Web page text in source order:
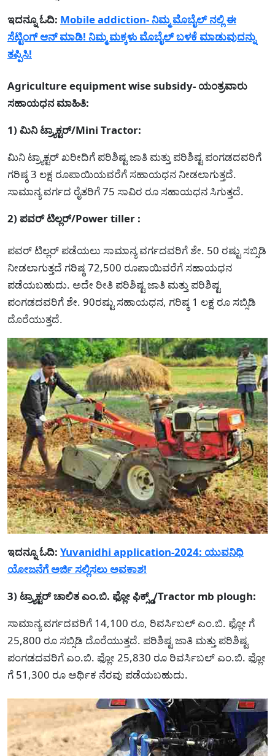
ಇದನ್ನೂ ಓದಿ: Mobile addiction- ನಿಮ್ಮ ಮೊಬೈಲ್ ನಲ್ಲಿ ಈ
ಸೆಟ್ಟಿಂಗ್ ಆನ್ ಮಾಡಿ! ನಿಮ್ಮ ಮಕ್ಕಳು ಮೊಬೈಲ್ ಬಳಕೆ ಮಾಡುವುದನ್ನು
ತಪ್ಪಿಸಿ!
Agriculture equipment wise subsidy- ಯಂತ್ರವಾರು
ಸಹಾಯಧನ ಮಾಹಿತಿ:
1) ಮಿನಿ ಟ್ರ್ಯಾಕ್ಟರ್/Mini Tractor:
ಮಿನಿ ಟ್ರ್ಯಾಕ್ಟರ್‌ ಖರೀದಿಗೆ ಪರಿಶಿಷ್ಟ ಜಾತಿ ಮತ್ತು ಪರಿಶಿಷ್ಟ ಪಂಗಡದವರಿಗೆ
ಗರಿಷ್ಠ 3 ಲಕ್ಷ ರೂಪಾಯಿಯವರೆಗೆ ಸಹಾಯಧನ ನೀಡಲಾಗುತ್ತದೆ.
ಸಾಮಾನ್ಯ ವರ್ಗದ ರೈತರಿಗೆ 75 ಸಾವಿರ ರೂ ಸಹಾಯಧನ ಸಿಗುತ್ತದೆ.
2) ಪವರ್ ಟಿಲ್ಲರ್/Power tiller :
ಪವರ್ ಟಿಲ್ಲರ್ ಪಡೆಯಲು ಸಾಮಾನ್ಯ ವರ್ಗದವರಿಗೆ ಶೇ. 50 ರಷ್ಟು ಸಬ್ಸಿಡಿ
ನೀಡಲಾಗುತ್ತದೆ ಗರಿಷ್ಠ 72,500 ರೂಪಾಯಿವರೆಗೆ ಸಹಾಯಧನ
ಪಡೆಯಬಹುದು. ಅದೇ ರೀತಿ ಪರಿಶಿಷ್ಟ ಜಾತಿ ಮತ್ತು ಪರಿಶಿಷ್ಟ
ಪಂಗಡದವರಿಗೆ ಶೇ. 90ರಷ್ಟು ಸಹಾಯಧನ, ಗರಿಷ್ಠ 1 ಲಕ್ಷ ರೂ ಸಬ್ಸಿಡಿ
ದೊರೆಯುತ್ತದೆ.
ಇದನ್ನೂ ಓದಿ: Yuvanidhi application-2024: ಯುವನಿಧಿ
ಯೋಜನೆಗೆ ಅರ್ಜಿ ಸಲ್ಲಿಸಲು ಅವಕಾಶ!
3) ಟ್ರ್ಯಾಕ್ಟರ್ ಚಾಲಿತ ಎಂ.ಬಿ. ಫ್ಲೋ ಫಿಕ್ಸ್ಡ್‌/Tractor mb plough:
ಸಾಮಾನ್ಯ ವರ್ಗದವರಿಗೆ 14,100 ರೂ, ರಿವರ್ಸಿಬಲ್ ಎಂ.ಬಿ. ಫ್ಲೋ ಗೆ
25,800 ರೂ ಸಬ್ಸಿಡಿ ದೊರೆಯುತ್ತದೆ. ಪರಿಶಿಷ್ಟ ಜಾತಿ ಮತ್ತು ಪರಿಶಿಷ್ಟ
ಪಂಗಡದವರಿಗೆ ಎಂ.ಬಿ. ಫ್ಲೋ 25,830 ರೂ ರಿವರ್ಸಿಬಲ್ ಎಂ.ಬಿ. ಫ್ಲೋ
ಗೆ 51,300 ರೂ ಅರ್ಥಿಕ ನೆರವು ಪಡೆಯಬಹುದು.